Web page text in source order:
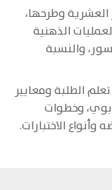
وطرحها،
الذهنية
والنسبة
الطلبة ومعايير
وخطوات
وأنواع الاختبارات.